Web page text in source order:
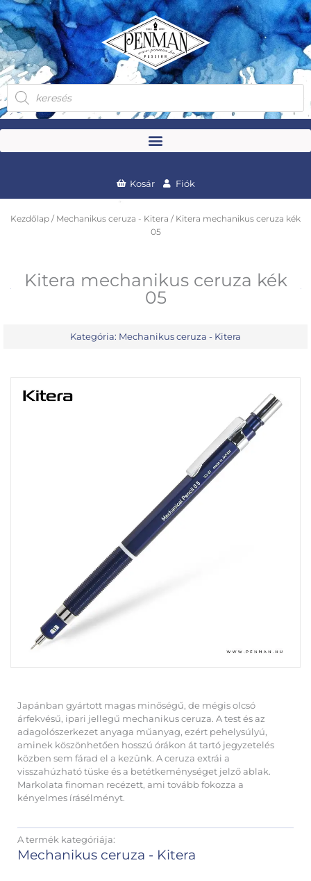
Skip
to
content
Products
search
Kosár Fiók
Kezdőlap / Mechanikus ceruza - Kitera / Kitera mechanikus ceruza kék
05
Kitera mechanikus ceruza kék
05
Kategória: Mechanikus ceruza - Kitera
Japánban gyártott magas minőségű, de mégis olcsó
árfekvésű, ipari jellegű mechanikus ceruza. A test és az
adagolószerkezet anyaga műanyag, ezért pehelysúlyú,
aminek köszönhetően hosszú órákon át tartó jegyzetelés
közben sem fárad el a kezünk. A ceruza extrái a
visszahúzható tüske és a betétkeménységet jelző ablak.
Markolata finoman recézett, ami tovább fokozza a
kényelmes írásélményt.
A termék kategóriája:
Mechanikus ceruza - Kitera